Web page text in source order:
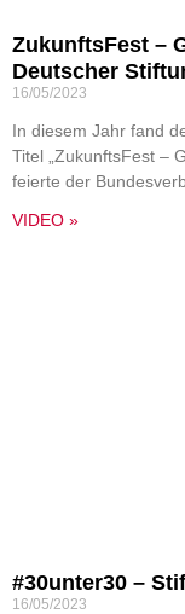
ZukunftsFest –
Deutscher
16/05/2023
In diesem Jahr fand
Titel „ZukunftsFest –
feierte der
VIDEO »
#30unter30 –
16/05/2023